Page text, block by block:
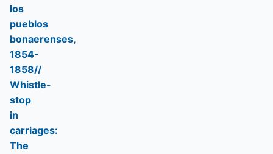
los
pueblos
bonaerenses,
1854-
1858//
Whistle-
stop
in
carriages:
The